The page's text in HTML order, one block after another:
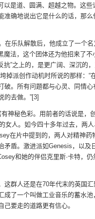
以是道、圆满、超越之物。这些
准确地说出它是什么的话，那么
在乐队解散后，他成立了一个名
法，这个团体还为他招来了不
抗”之上的，是更广阔、深沉的
掉派创作动机时所说的那样：“
破。所有问题都与心灵、同情心
的去做。”[3]
神秘色彩。用前者的话说是，
女人。如今四十多年过去，两
在片中提到的，两人对精神药
矛盾。激进派如Genesis，以及
和她的伴侣克里斯·卡特，仍
这群人还是在70年代末的英国
成了一个叫做工业音乐的蓄水池
要走的道路更有信心。